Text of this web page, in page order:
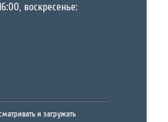
воскресенье:
и загружать